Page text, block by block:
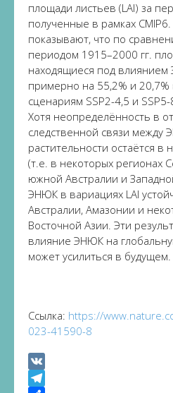
площади листьев (LAI) за
полученные в рамках
показывают, что по
периодом 1915–2000 гг.
находящиеся под влиянием
примерно на 55,2% и 20,7%
сценариям SSP2-4,5 и
Хотя неопределённость в
следственной связи
растительности остаётся в
(т.е. в некоторых регионах
южной Австралии и
ЭНЮК в вариациях LAI
Австралии, Амазонии и
Восточной Азии. Эти
влияние ЭНЮК на
может усилиться в будущем.
Ссылка: https://
023-41590-8
VK